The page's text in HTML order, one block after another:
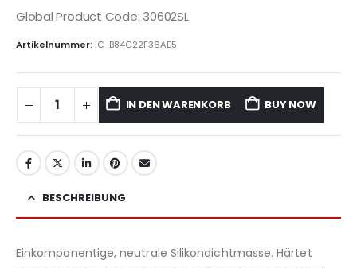
Global Product Code: 30602SL
Artikelnummer: IC-B84C22F36AE5
IN DEN WARENKORB BUY NOW
BESCHREIBUNG
Einkomponentige, neutrale Silikondichtmasse. Härtet